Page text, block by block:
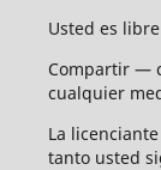
Usted es
Compartir —
cualquier
La
tanto usted